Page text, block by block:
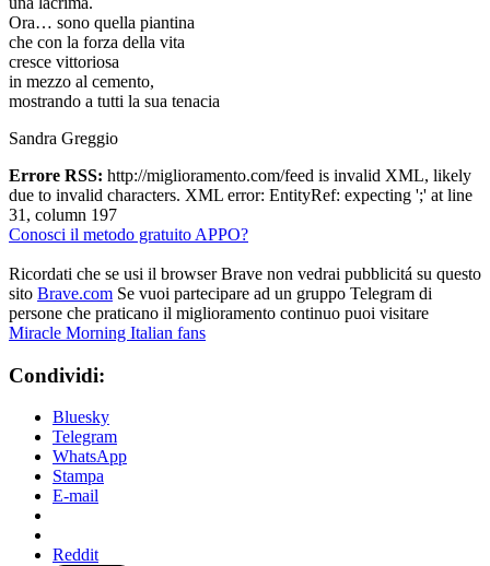
Ora… sono quella piantina
che con la forza della vita
cresce vittoriosa
in mezzo al cemento,
mostrando a tutti la sua tenacia
Sandra Greggio
Errore RSS: http://miglioramento.com/feed is invalid XML, likely
due to invalid characters. XML error: EntityRef: expecting ';' at line
31, column 197
Conosci il metodo gratuito APPO?
Ricordati che se usi il browser Brave non vedrai pubblicitá su questo
sito Brave.com Se vuoi partecipare ad un gruppo Telegram di
persone che praticano il miglioramento continuo puoi visitare
Miracle Morning Italian fans
Condividi:
Bluesky
Telegram
WhatsApp
Stampa
E-mail
Reddit